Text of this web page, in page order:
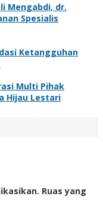
Mengabdi, dr.
Spesialis
Ketangguhan
Multi Pihak
Hijau Lestari
Ruas yang